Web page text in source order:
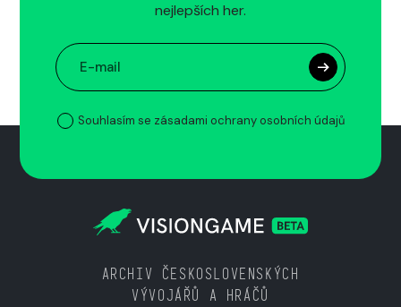
nejlepších her.
Souhlasím se zásadami ochrany osobních údajů
ARCHIV ČESKOSLOVENSKÝCH
VÝVOJÁŘŮ A HRÁČŮ